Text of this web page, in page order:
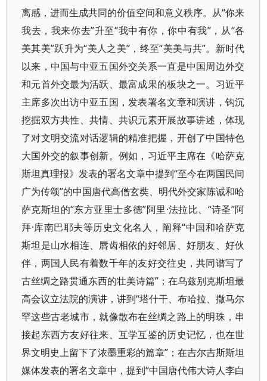
离感，进而生成共同的价值空间和意义秩序。从“你来
我去，我来你去”升至“我中有你，你中有我”，从“各
美其美”跃升为“美人之美”，终至“美美与共”。新时代
以来，中国与中亚五国外交关系一直是中国周边外交
和元首外交最为活跃、最富成果的板块之一。习近平
主席多次出访中亚五国，发表署名文章和演讲，钩沉
挖掘双方共性、共情、共识元素开展故事讲述，体现
了对文明交流对话逻辑的精准把握，开创了中国特色
大国外交的叙事创新。例如，习近平主席在《哈萨克
斯坦真理报》发表的署名文章中提到“至今在两国民间
广为传颂”的中国唐代高僧玄奘、明代外交家陈诚和哈
萨克斯坦的“东方亚里士多德”阿里·法拉比、“诗圣”阿
拜·库南巴耶夫等历史文化名人，阐释“中国和哈萨克
斯坦是山水相连、唇齿相依的好邻居、好朋友、好伙
伴，两国人民有着数千年的友好交往史，共同谱写了
古丝绸之路贯通东西的壮美诗篇”；在乌兹别克斯坦最
高会议立法院的演讲，讲到“塔什干、布哈拉、撒马尔
罕这些古老城市，就像散布在丝绸之路上的明珠，串
接起东西方友好往来、互学互鉴的历史记忆，也在世
界文明史上留下了浓墨重彩的篇章”；在吉尔吉斯斯坦
媒体发表的署名文章中，提到“中国唐代伟大诗人李白